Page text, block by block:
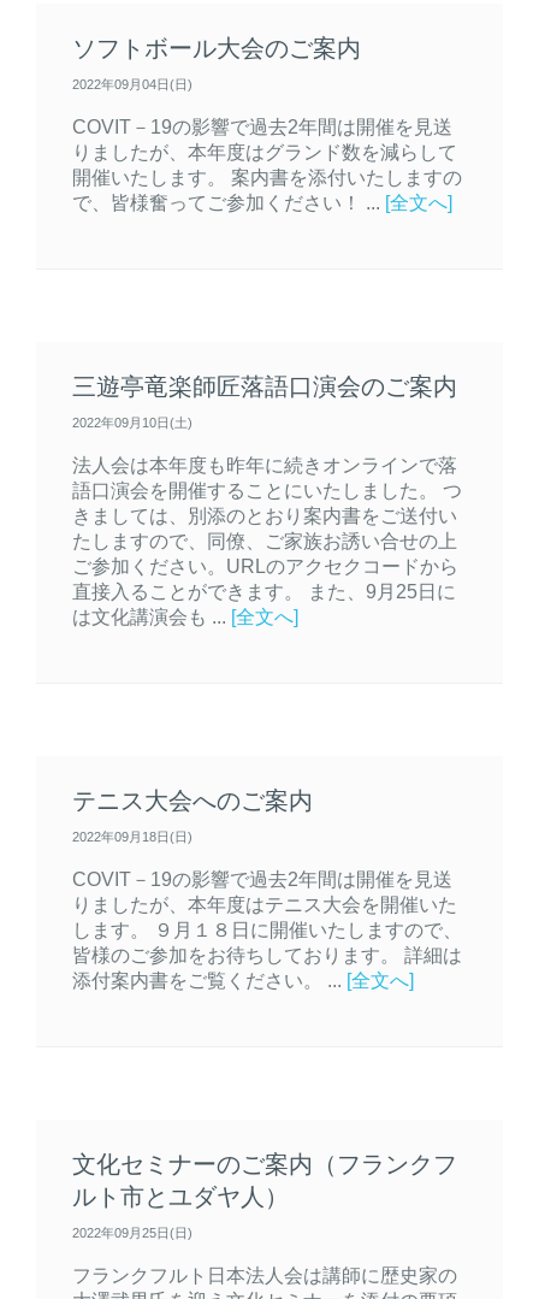
ソフトボール大会のご案内
2022年09月04日(日)
COVIT－19の影響で過去2年間は開催を見送
りましたが、本年度はグランド数を減らして
開催いたします。 案内書を添付いたしますの
で、皆様奮ってご参加ください！ ... [全文へ]
三遊亭竜楽師匠落語口演会のご案内
2022年09月10日(土)
法人会は本年度も昨年に続きオンラインで落
語口演会を開催することにいたしました。 つ
きましては、別添のとおり案内書をご送付い
たしますので、同僚、ご家族お誘い合せの上
ご参加ください。URLのアクセクコードから
直接入ることができます。 また、9月25日に
は文化講演会も ... [全文へ]
テニス大会へのご案内
2022年09月18日(日)
COVIT－19の影響で過去2年間は開催を見送
りましたが、本年度はテニス大会を開催いた
します。 ９月１８日に開催いたしますので、
皆様のご参加をお待ちしております。 詳細は
添付案内書をご覧ください。 ... [全文へ]
文化セミナーのご案内（フランクフ
ルト市とユダヤ人）
2022年09月25日(日)
フランクフルト日本法人会は講師に歴史家の